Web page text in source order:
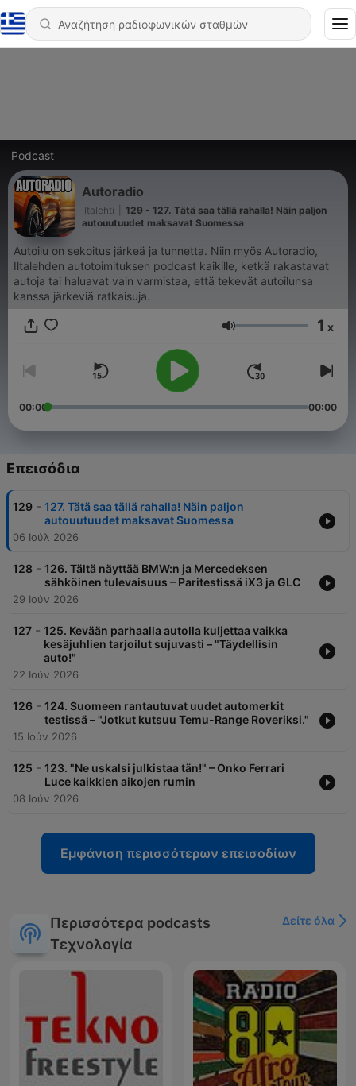
Podcast
Autoradio
Iltalehti
129 - 127. Tätä saa tällä rahalla! Näin paljon
autouutuudet maksavat Suomessa
Autoilu on sekoitus järkeä ja tunnetta. Niin myös Autoradio,
Iltalehden autotoimituksen podcast kaikille, ketkä rakastavat
autoja tai haluavat vain varmistaa, että tekevät autoilunsa
kanssa järkeviä ratkaisuja.
Ένταση 1 x
00:00 00:00
Επεισόδια
129 - 127. Tätä saa tällä rahalla! Näin paljon
autouutuudet maksavat Suomessa
06 Ιούλ 2026
128 - 126. Tältä näyttää BMW:n ja Mercedeksen
sähköinen tulevaisuus – Paritestissä iX3 ja GLC
29 Ιούν 2026
127 - 125. Kevään parhaalla autolla kuljettaa vaikka
kesäjuhlien tarjoilut sujuvasti – "Täydellisin
auto!"
22 Ιούν 2026
126 - 124. Suomeen rantautuvat uudet automerkit
testissä – "Jotkut kutsuu Temu-Range Roveriksi."
15 Ιούν 2026
125 - 123. "Ne uskalsi julkistaa tän!" – Onko Ferrari
Luce kaikkien aikojen rumin
08 Ιούν 2026
Εμφάνιση περισσότερων επεισοδίων
Περισσότερα podcasts
Τεχνολογία
Δείτε όλα